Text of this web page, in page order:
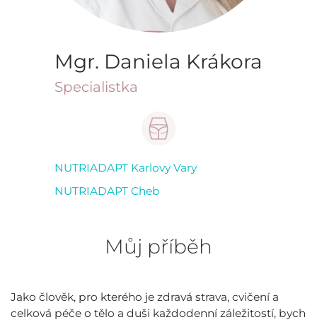
Mgr. Daniela Krákora
Specialistka
NUTRIADAPT Karlovy Vary
NUTRIADAPT Cheb
Můj příběh
Jako člověk, pro kterého je zdravá strava, cvičení a
celková péče o tělo a duši každodenní záležitostí, bych